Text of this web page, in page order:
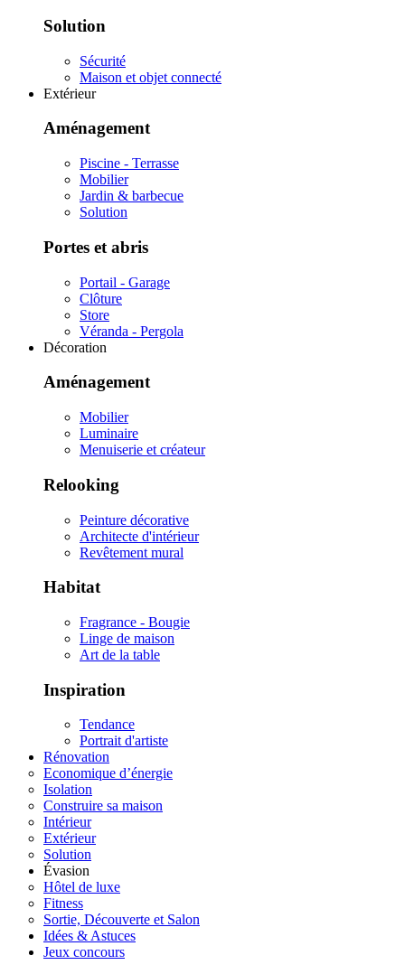
Solution
Sécurité
Maison et objet connecté
Extérieur
Aménagement
Piscine - Terrasse
Mobilier
Jardin & barbecue
Solution
Portes et abris
Portail - Garage
Clôture
Store
Véranda - Pergola
Décoration
Aménagement
Mobilier
Luminaire
Menuiserie et créateur
Relooking
Peinture décorative
Architecte d'intérieur
Revêtement mural
Habitat
Fragrance - Bougie
Linge de maison
Art de la table
Inspiration
Tendance
Portrait d'artiste
Rénovation
Economique d’énergie
Isolation
Construire sa maison
Intérieur
Extérieur
Solution
Évasion
Hôtel de luxe
Fitness
Sortie, Découverte et Salon
Idées & Astuces
Jeux concours